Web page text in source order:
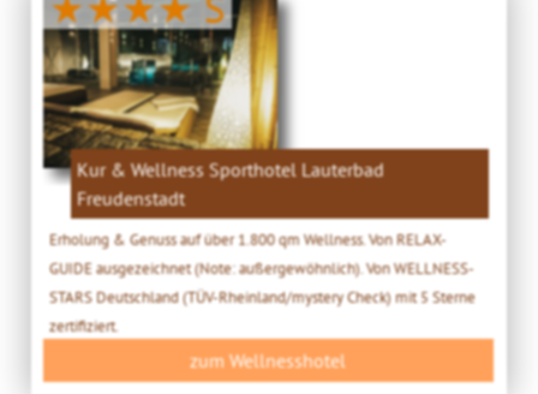
Kur & Wellness Sporthotel Lauterbad
Freudenstadt
Erholung & Genuss auf über 1.800 qm Wellness. Von RELAX-
GUIDE ausgezeichnet (Note: außergewöhnlich). Von WELLNESS-
STARS Deutschland (TÜV-Rheinland/mystery Check) mit 5 Sterne
zertifiziert.
zum Wellnesshotel